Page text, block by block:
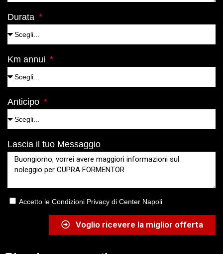
Durata
Km annui
Anticipo
Lascia il tuo Messaggio
Accetto le Condizioni Privacy di Center Napoli
Voglio ricevere la miglior offerta